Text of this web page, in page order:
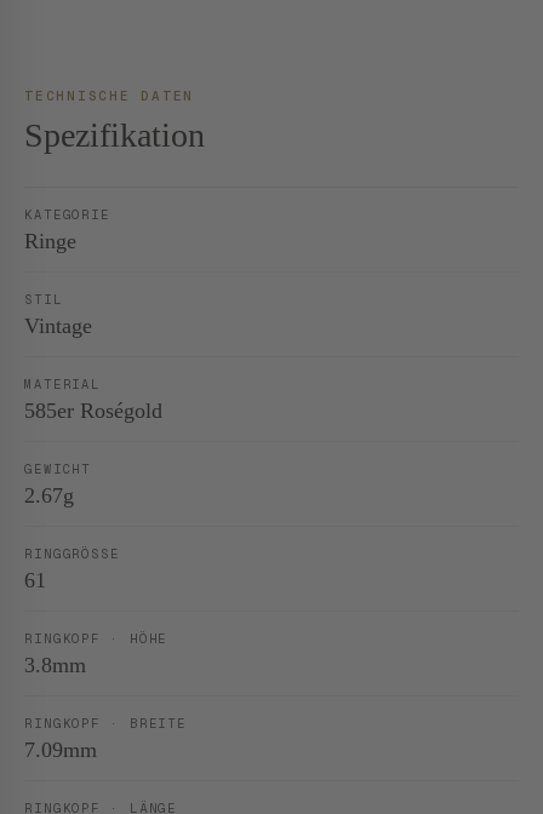
TECHNISCHE DATEN
Spezifikation
KATEGORIE
Ringe
STIL
Vintage
MATERIAL
585er Roségold
GEWICHT
2.67g
RINGGRÖSSE
61
RINGKOPF · HÖHE
3.8mm
RINGKOPF · BREITE
7.09mm
RINGKOPF · LÄNGE